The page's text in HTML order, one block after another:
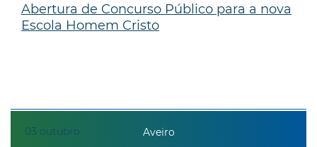
03 outubro
Abertura de Concurso Público para a nova
Escola Homem Cristo
Aveiro